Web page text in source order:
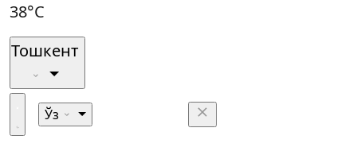
38°C
Тошкент
Ўз